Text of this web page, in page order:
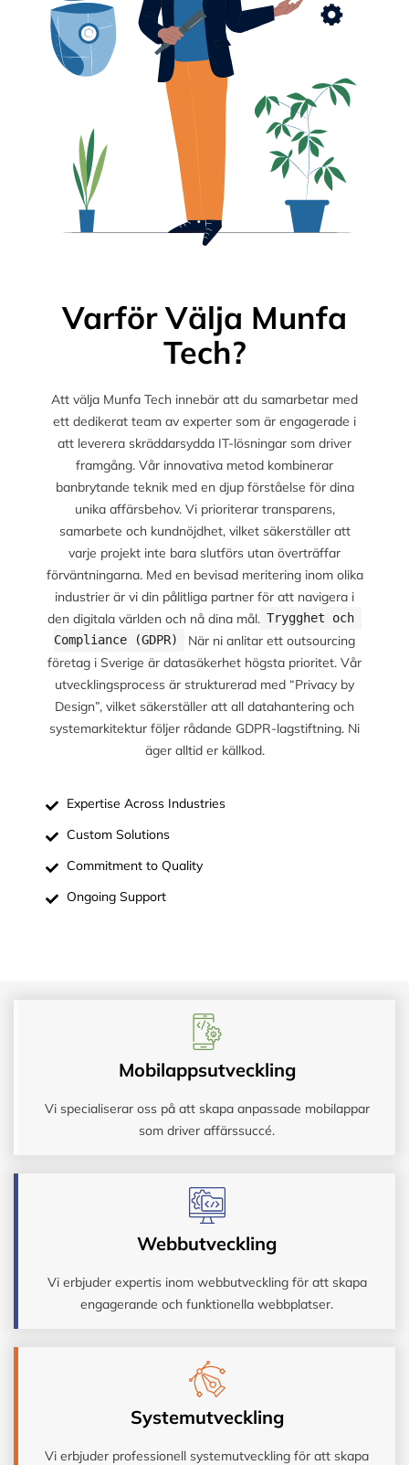
Varför Välja Munfa
Tech?
Att välja Munfa Tech innebär att du samarbetar med
ett dedikerat team av experter som är engagerade i
att leverera skräddarsydda IT-lösningar som driver
framgång. Vår innovativa metod kombinerar
banbrytande teknik med en djup förståelse för dina
unika affärsbehov. Vi prioriterar transparens,
samarbete och kundnöjdhet, vilket säkerställer att
varje projekt inte bara slutförs utan överträffar
förväntningarna. Med en bevisad meritering inom olika
industrier är vi din pålitliga partner för att navigera i
den digitala världen och nå dina mål. Trygghet och
Compliance (GDPR)
När ni anlitar ett outsourcing
företag i Sverige är datasäkerhet högsta prioritet. Vår
utvecklingsprocess är strukturerad med “Privacy by
Design”, vilket säkerställer att all datahantering och
systemarkitektur följer rådande GDPR-lagstiftning. Ni
äger alltid er källkod.
Expertise Across Industries
Custom Solutions
Commitment to Quality
Ongoing Support
Mobilappsutveckling
Vi specialiserar oss på att skapa anpassade mobilappar
som driver affärssuccé.
Webbutveckling
Vi erbjuder expertis inom webbutveckling för att skapa
engagerande och funktionella webbplatser.
Systemutveckling
Vi erbjuder professionell systemutveckling för att skapa